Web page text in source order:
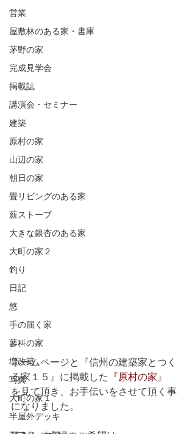
営業
屋敷林のある家・書庫
茅野の家
完成見学会
掲載誌
講演会・セミナー
建築
原村の家
山辺の家
朝日の家
畳リビングのある家
薪ストーブ
大きな銀杏のある家
大町の家２
釣り
日記
悠
手の届く家
蓼科の家
増改築
写真
大町の家１
半屋外デッキ
ホームページと『信州の建築家とつく
る家１５』に掲載した
『原村の家』
を見て頂き、お手伝いをさせて頂く事
になりました。